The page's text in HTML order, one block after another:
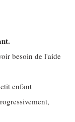
besoin de l'aide
enfant